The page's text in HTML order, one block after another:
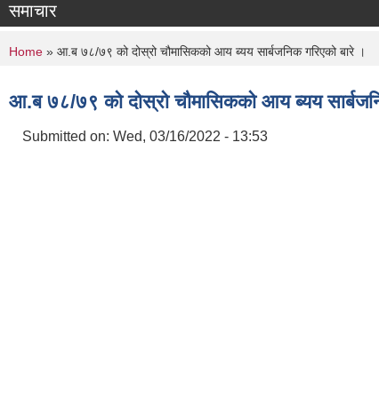
समाचार
You are here
Home » आ.ब ७८/७९ को दोस्रो चौमासिकको आय ब्यय सार्बजनिक गरिएको बारे ।
आ.ब ७८/७९ को दोस्रो चौमासिकको आय ब्यय
Submitted on: Wed, 03/16/2022 - 13:53